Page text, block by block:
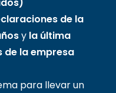
de la
y la última
de la empresa
para llevar un